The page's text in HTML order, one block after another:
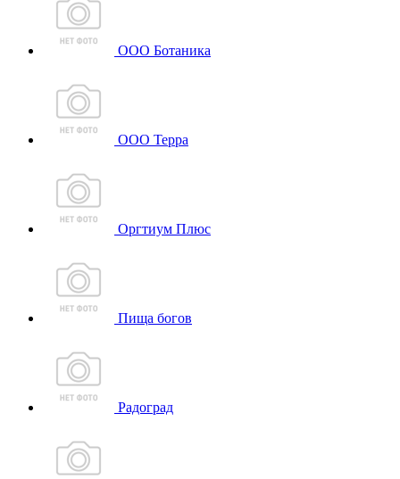
ООО Ботаника
ООО Терра
Оргтиум Плюс
Пища богов
Радоград